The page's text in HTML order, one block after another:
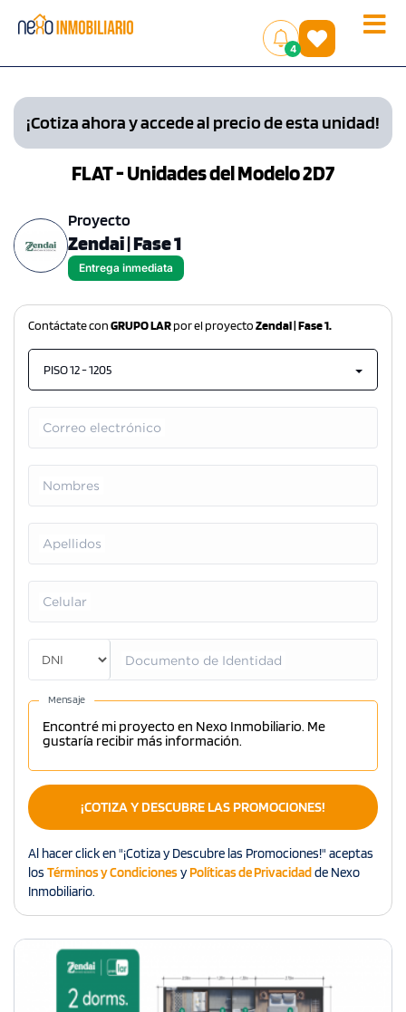
Toggle
4
()
¡Cotiza ahora y accede al precio de esta unidad!
FLAT - Unidades del Modelo 2D7
Proyecto
Zendai | Fase 1
Entrega inmediata
Contáctate conGRUPO LARpor el proyectoZendai | Fase 1.
PISO 12 - 1205
Correo electrónico
Nombres
Apellidos
Celular
Documento de Identidad
Mensaje
¡COTIZA Y DESCUBRE LAS PROMOCIONES!
Al hacer click en "¡Cotiza y Descubre las Promociones!" aceptas
los Términos y CondicionesyPolíticas de Privacidadde Nexo
Inmobiliario.